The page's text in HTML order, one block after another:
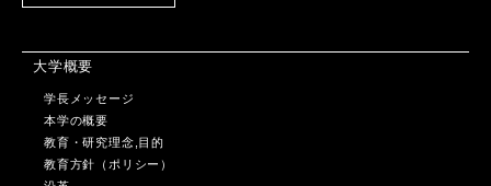
大学概要
学長メッセージ
本学の概要
教育・研究理念,目的
教育方針（ポリシー）